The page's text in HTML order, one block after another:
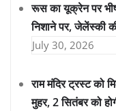
रूस का यूक्रेन पर
निशाने पर, जेलेंस्की
July 30, 2026
राम मंदिर ट्रस्ट को
मुहर, 2 सितंबर को